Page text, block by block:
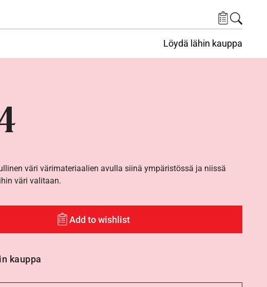
Löydä lähin kauppa
väri värimateriaalien avulla siinä ympäristössä ja niissä
väri valitaan.
Add to wishlist
kauppa